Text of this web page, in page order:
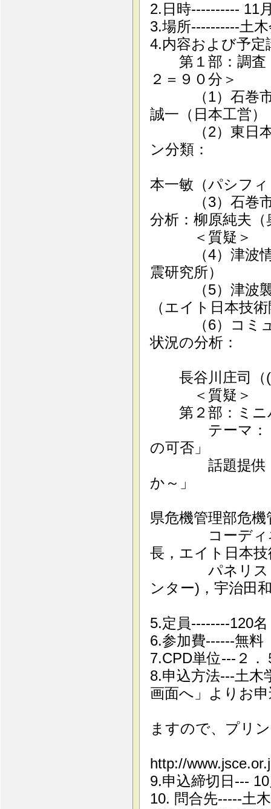
2.日時---------- 11
3.場所----------土
4.内容および予
第１部：調査
２＝９０分＞
（1）石巻市に
誠一（日本工営）
（2）東日本大
ン分類：
本一敏（パシフ
（3）石巻市本
分析：柳原純夫（
＜質疑＞
（4）津波情報
震研究所）
（5）津波襲
（エイト日本技
（6）コミュニ
状況の分析：
長谷川庄司（(
＜質疑＞
第２部：ミニ
テーマ： 「
の可否」
話題提供：「
か～」
県危機管理部危
コーディネー
長，エイト日本
パネリスト：
ンター)，宇治田
5.定員--------120名
6.参加費------無
7.CPD単位---２．
8.申込方法---土木
画面へ」よりお
ますので、プリ
http://
9.申込締切日---
10. 問合先-----